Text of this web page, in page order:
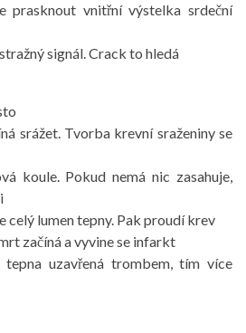
prasknout vnitřní výstelka srdeční
signál. Crack to hledá
srážet. Tvorba krevní sraženiny se
koule. Pokud nemá nic zasahuje,
celý lumen tepny. Pak proudí krev
začíná a vyvine se infarkt
uzavřená trombem, tím více